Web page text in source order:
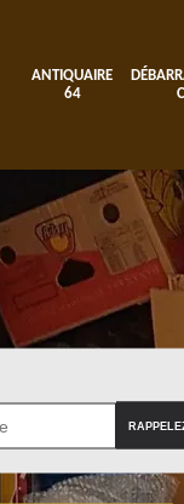
ANTIQUAIRE
64